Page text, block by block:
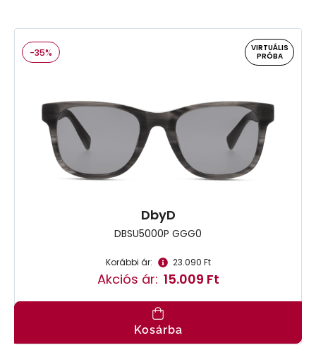
-35%
VIRTUÁLIS
PRÓBA
DbyD
DBSU5000P GGG0
Korábbi ár: 23.090 Ft
Akciós ár: 15.009 Ft
Kosárba